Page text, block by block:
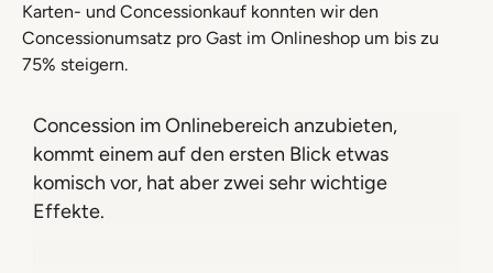
Karten- und Concessionkauf konnten wir den
Concessionumsatz pro Gast im Onlineshop um bis zu
75% steigern.
Concession im Onlinebereich anzubieten,
kommt einem auf den ersten Blick etwas
komisch vor, hat aber zwei sehr wichtige
Effekte.